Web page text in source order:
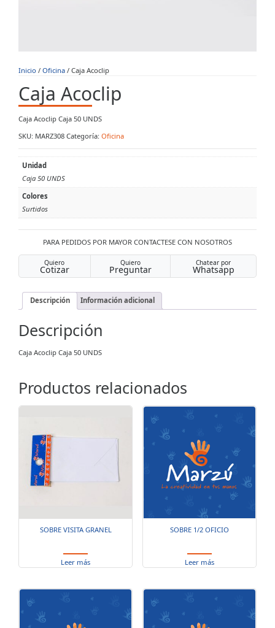
Inicio / Oficina / Caja Acoclip
Caja Acoclip
Caja Acoclip Caja 50 UNDS
SKU: MARZ308 Categoría: Oficina
Unidad
Caja 50 UNDS
Colores
Surtidos
PARA PEDIDOS POR MAYOR CONTACTESE CON NOSOTROS
Quiero
Cotizar
Quiero
Preguntar
Chatear por
Whatsapp
Descripción Información adicional
Descripción
Caja Acoclip Caja 50 UNDS
Productos relacionados
SOBRE VISITA GRANEL
Leer más
SOBRE 1/2 OFICIO
Leer más